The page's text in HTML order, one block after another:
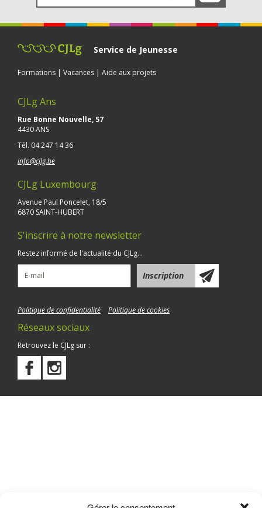
Service de Jeunesse
Formations | Vacances | Aide aux projets
CJLg Ans
Rue Bonne Nouvelle, 57
4430 ANS
Tél. 04 247 14 36
info@cjlg.be
CJLg Luxembourg
Avenue Paul Poncelet, 18/5
6870 SAINT-HUBERT
S'inscrire à notre newsletter
Restez informé de l'actualité du CJLg...
Politique de confidentialité Politique de cookies
Réseaux sociaux
Retrouvez le CJLg sur :